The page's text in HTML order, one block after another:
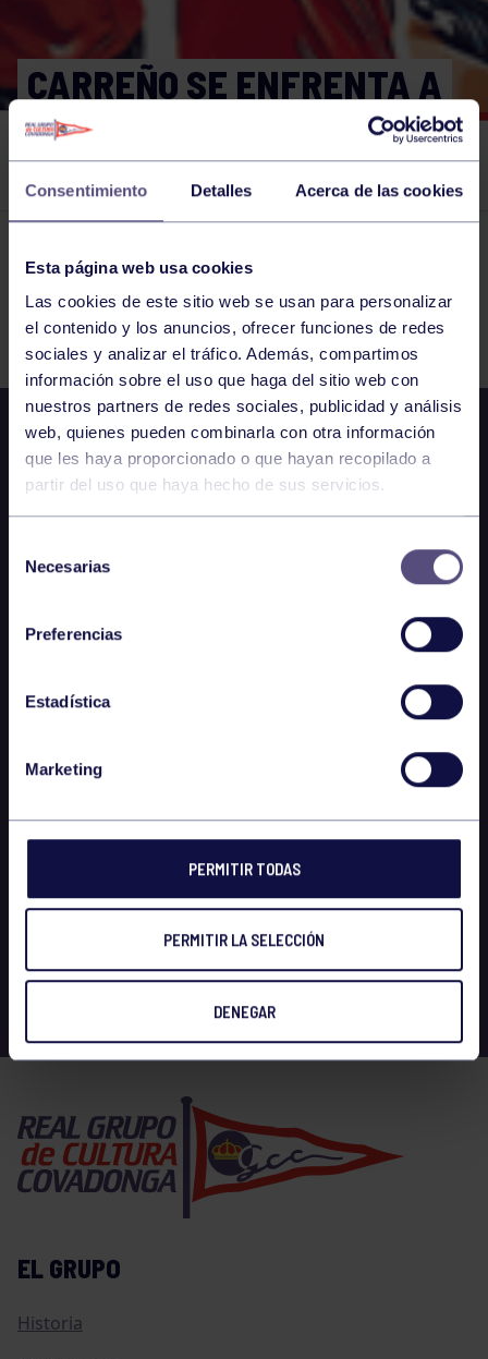
Consentimiento Detalles Acerca de las cookies
Esta página web usa cookies
Las cookies de este sitio web se usan para personalizar
el contenido y los anuncios, ofrecer funciones de redes
sociales y analizar el tráfico. Además, compartimos
información sobre el uso que haga del sitio web con
nuestros partners de redes sociales, publicidad y análisis
web, quienes pueden combinarla con otra información
que les haya proporcionado o que hayan recopilado a
partir del uso que haya hecho de sus servicios.
Necesarias
Preferencias
Estadística
Marketing
PERMITIR TODAS
PERMITIR LA SELECCIÓN
DENEGAR
CARREÑO SE ENFRENTA A
UN PELIGRO JANNIK
SINNER
El grupo en prensa
Comparte
EL GRUPO
Historia